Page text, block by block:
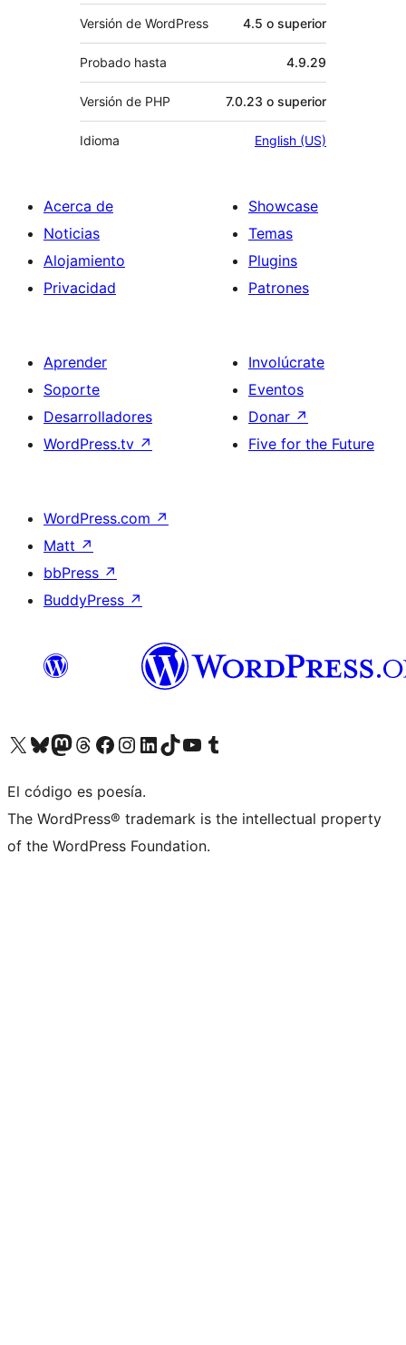
Versión de WordPress 4.5 o superior
Probado hasta 4.9.29
Versión de PHP 7.0.23 o superior
Idioma English (US)
Acerca de
Noticias
Alojamiento
Privacidad
Showcase
Temas
Plugins
Patrones
Aprender
Soporte
Desarrolladores
WordPress.tv ↗
Involúcrate
Eventos
Donar ↗
Five for the Future
WordPress.com ↗
Matt ↗
bbPress ↗
BuddyPress ↗
Visita nuestra cuenta de X (anteriormente Twitter)
Visita nuestra cuenta de Bluesky
Visita nuestra cuenta de Mastodon
Visita nuestra cuenta de Threads
Visita nuestra página de Facebook
Visita nuestra cuenta de Instagram
Visita nuestra cuenta de LinkedIn
Visita nuestra cuenta de TikTok
Visita nuestro canal de YouTube
Visita nuestra cuenta de Tumblr
El código es poesía.
The WordPress® trademark is the intellectual property
of the WordPress Foundation.